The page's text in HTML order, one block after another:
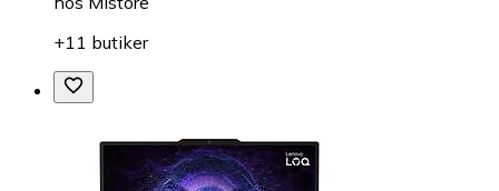
+11 butiker